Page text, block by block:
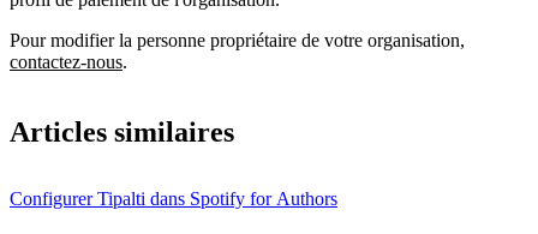
Pour modifier la personne propriétaire de votre organisation,
contactez-nous.
Articles similaires
Configurer Tipalti dans Spotify for Authors